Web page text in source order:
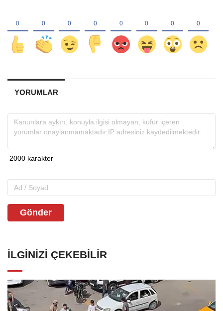
YORUMLAR
Gönder
İLGINIZI ÇEKEBILIR